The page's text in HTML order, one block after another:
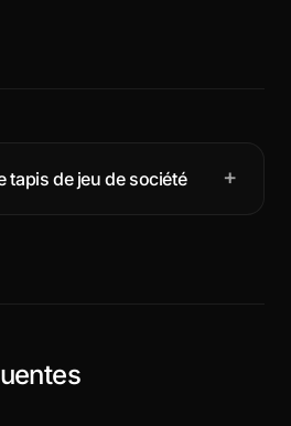
tapis de jeu de société +